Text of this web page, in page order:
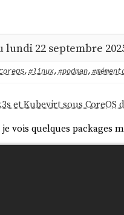
22 septembre
, #linux,#podman,
et Kubevirt sous CoreOS
je vois quelques packages